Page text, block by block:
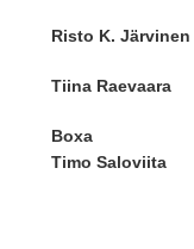
Risto K. Järvinen
Tiina Raevaara
Boxa
Timo Saloviita